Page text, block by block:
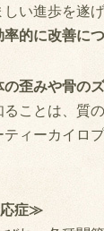
い進歩を遂
率的に改善に
の歪みや骨の
ることは、質
ィーカイロ
応症≫